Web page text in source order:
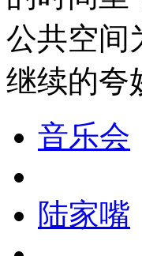
公共空间
继续的夸
音乐会
陆家嘴